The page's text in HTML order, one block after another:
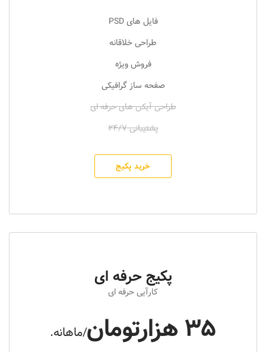
فایل های PSD
طراحی خلاقانه
فروش ویژه
صفحه ساز گرافیکی
طراحی آیکن های حرفه ای
پشتیبانی 24/7
خرید پکیج
پکیج حرفه ای
کارآیی حرفه ای
35 هزارتومان /ماهانه.